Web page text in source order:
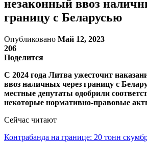
незаконный ввоз
границу с Беларусью
Опубликовано Май 12, 2023
206
Поделится
С 2024 года Литва ужесточит
ввоз наличных через границу с
местные депутаты одобрили
некоторые нормативно-правовые
Сейчас читают
Контрабанда на границе: 20 тонн